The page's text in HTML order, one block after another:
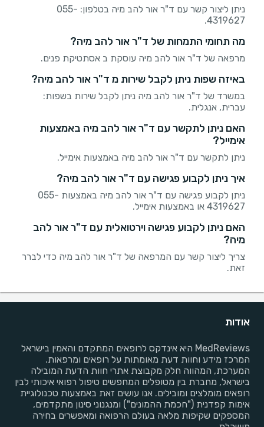
ניתן ליצור קשר עם ד"ר אור להב מיה בטלפון: 055-
4319627.
מה תחומי התמחות של ד"ר אור להב מיה?
מרפאה של ד"ר אור להב מיה עוסקת ב אסתטיקת פנים.
באיזה שפות ניתן לקבל שירות מ ד"ר אור להב מיה?
במשרד של ד"ר אור להב מיה ניתן לקבל שירות בשפות:
עברית, אנגלית.
האם ניתן לתקשר עם ד"ר אור להב מיה באמצעות
אימייל?
ניתן לתקשר עם ד"ר אור להב מיה באמצעות אימייל.
איך ניתן לקבוע פגישה עם ד"ר אור להב מיה?
ניתן לקבוע פגישה עם ד"ר אור להב מיה באמצעות 055-
4319627 או באמצעות אימייל.
האם ניתן לקבוע פגישה וירטואלית עם ד"ר אור להב
מיה?
צריך ליצור קשר עם המרפאה של ד"ר אור להב מיה כדי לברר
זאת.
אודות
MedReviews היא אינדקס לרופאים המתקדם והאמין בישראל
המרכז מידע וחוות דעת מאומתות על רופאים ומרפאות.
המערכת, המהווה חלק מקבוצת אתרי חוות הדעת המובילה
בישראל, מחברת בין מטופלים המחפשים טיפול רפואי איכותי לבין
רופאים מומלצים ומובילים. אנו עושים זאת באמצעות טכנולוגיית
אימות קפדנית ("חכמת ההמונים") ומנגנוני סינון מתקדמים,
המספקים שקיפות מלאה בעולם הרפואה ומאפשרים בחירה